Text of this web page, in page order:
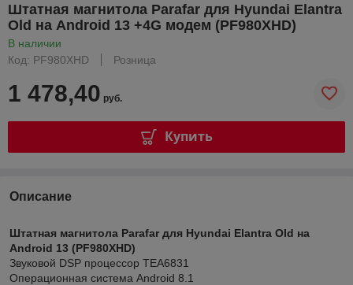
Штатная магнитола Parafar для Hyundai Elantra
Old на Android 13 +4G модем (PF980XHD)
В наличии
Код: PF980XHD
Розница
1 478,40 руб.
Купить
Описание
Штатная магнитола Parafar для Hyundai Elantra Old на
Android 13 (PF980XHD)
Звуковой DSP процессор TEA6831
Операционная система Android 8.1